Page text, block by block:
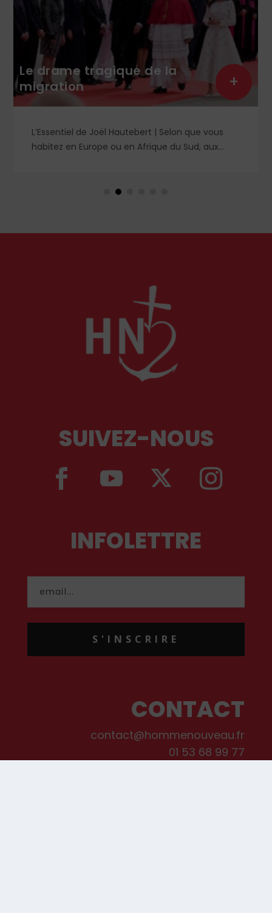
Le drame tragique de la
migration
L’Essentiel de Joël Hautebert | Selon que vous
habitez en Europe ou en Afrique du Sud, aux
événements aux Pays-Bas ou en Irlande
comme l'a rappelé Léon XIV récemment.
+
SUIVEZ-NOUS
INFOLETTRE
S'INSCRIRE
CONTACT
contact@hommenouveau.fr
01 53 68 99 77